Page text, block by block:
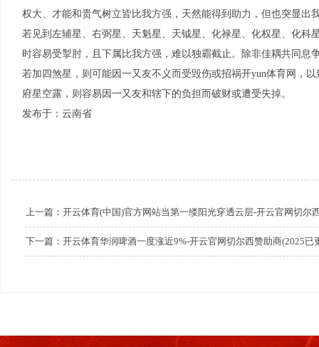
权大、才能和贵气树立皆比我方强，天然能得到助力，但也突显出
若见到左辅星、右弼星、天魁星、天钺星、化禄星、化权星、化科
时容易受掣肘，且下属比我方强，难以独霸截止。除非佳耦共同息
若加四煞星，则可能因一又友不义而受毁伤或招祸开yun体育网，
府星空露，则容易因一又友和辖下的负担而破财或遭受失掉。
发布于：云南省
上一篇： 开云体育(中国)官方网站当第一缕阳光穿透云层-开云官网切尔
下一篇： 开云体育华润啤酒一度涨近9%-开云官网切尔西赞助商(2025已